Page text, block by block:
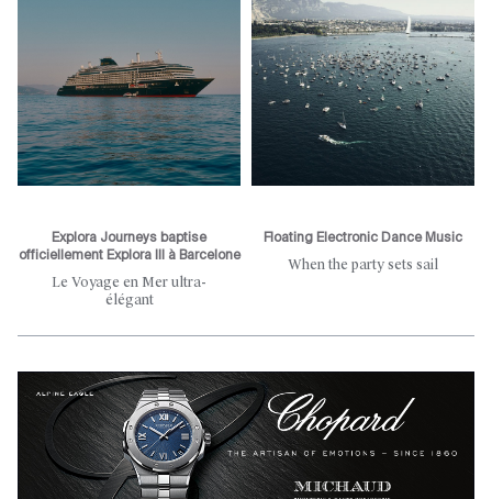
Explora Journeys baptise
officiellement Explora III à Barcelone
Le Voyage en Mer ultra-
élégant
Floating Electronic Dance Music
When the party sets sail